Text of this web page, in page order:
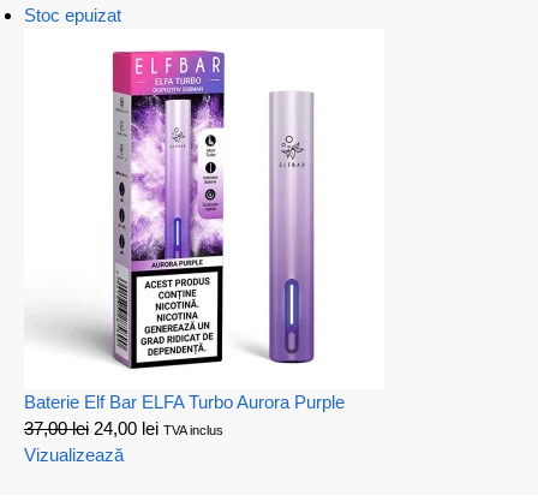
Stoc epuizat
Baterie Elf Bar ELFA Turbo Aurora Purple
37,00lei 24,00 lei TVA inclus
Vizualizează